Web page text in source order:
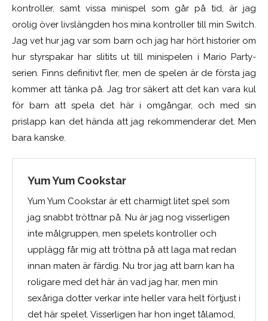
kontroller, samt vissa minispel som går på tid, är jag
orolig över livslängden hos mina kontroller till min Switch.
Jag vet hur jag var som barn och jag har hört historier om
hur styrspakar har slitits ut till minispelen i Mario Party-
serien. Finns definitivt fler, men de spelen är de första jag
kommer att tänka på. Jag tror säkert att det kan vara kul
för barn att spela det här i omgångar, och med sin
prislapp kan det hända att jag rekommenderar det. Men
bara kanske.
Yum Yum Cookstar
Yum Yum Cookstar är ett charmigt litet spel som
jag snabbt tröttnar på. Nu är jag nog visserligen
inte målgruppen, men spelets kontroller och
upplägg får mig att tröttna på att laga mat redan
innan maten är färdig. Nu tror jag att barn kan ha
roligare med det här än vad jag har, men min
sexåriga dotter verkar inte heller vara helt förtjust i
det här spelet. Visserligen har hon inget tålamod,